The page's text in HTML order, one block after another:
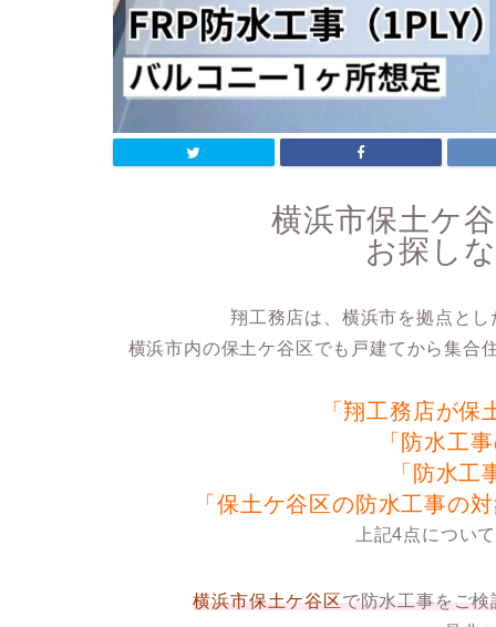
横浜市保土ケ
お探し
翔工務店は、横浜市を拠点と
横浜市内の保土ケ谷区でも戸建てから集合
「翔工務店が
「防水工
「防水工
「保土ケ谷区の防水工事の
上記4点につい
横浜市保土ケ谷区で防水工事をご